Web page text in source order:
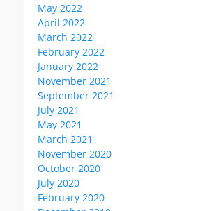
May 2022
April 2022
March 2022
February 2022
January 2022
November 2021
September 2021
July 2021
May 2021
March 2021
November 2020
October 2020
July 2020
February 2020